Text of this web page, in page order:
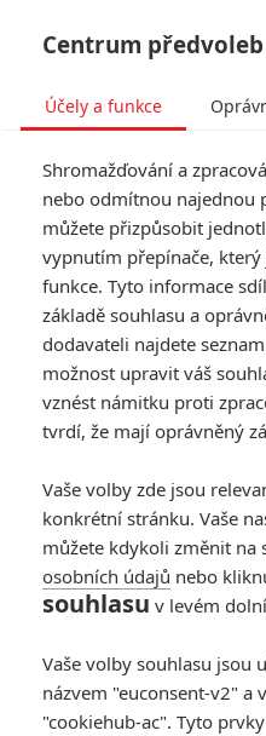
Enola
na cestě
Napsal:Petr Slavík - (Anarvin)
KOMENTÁŘE 0
PŘIDAT NOVÝ KOMENTÁŘ
Pro psaní komentářů, se přihlašte.
RECENZE FILMŮ
Centrum
Účely a funkce
Shromažďování a
nebo odmítnou najednou
můžete přizpůsobit
vypnutím přepínače,
funkce. Tyto informace
základě souhlasu a
dodavateli najdete
možnost upravit váš
vznést námitku proti
tvrdí, že mají oprávněný
Vaše volby zde jsou
konkrétní stránku. Vaše
můžete kdykoli změnit na
osobních údajů nebo
souhlasu v levém
Vaše volby souhlasu jsou
názvem "euconsent-v2" a
"cookiehub-ac". Tyto